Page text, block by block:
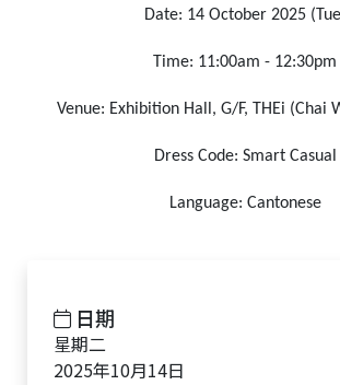
Date: 14 October 2025
Time: 11:00am - 12:30pm
Venue: Exhibition Hall, G/F, THEi (Chai
Dress Code: Smart Casual
Language: Cantonese
日期
星期二
2025年10月14日